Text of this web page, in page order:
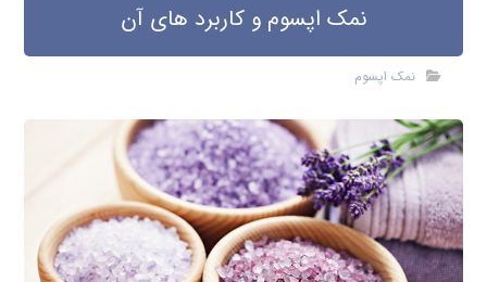
نمک اپسوم و کاربرد های آن
نمک اپسوم